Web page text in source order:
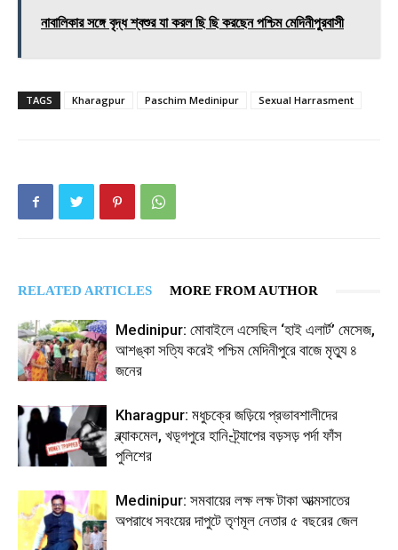
নাবালিকার সঙ্গে বৃদ্ধ শ্বশুর যা করল ছি ছি করছেন পশ্চিম মেদিনীপুরবাসী
TAGS Kharagpur Paschim Medinipur Sexual Harrasment
RELATED ARTICLES MORE FROM AUTHOR
Medinipur: মোবাইলে এসেছিল ‘হাই এলার্ট’ মেসেজ,
আশঙ্কা সত্যি করেই পশ্চিম মেদিনীপুরে বাজে মৃত্যু ৪
জনের
Kharagpur: মধুচক্রে জড়িয়ে প্রভাবশালীদের
ব্ল্যাকমেল, খড়্গপুরে হানি-ট্র্যাপের বড়সড় পর্দা ফাঁস
পুলিশের
Medinipur: সমবায়ের লক্ষ লক্ষ টাকা আত্মসাতের
অপরাধে সবংয়ের দাপুটে তৃণমূল নেতার ৫ বছরের জেল